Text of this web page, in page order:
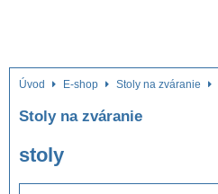
Úvod E-shop Stoly na zváranie
Stoly na zváranie
stoly